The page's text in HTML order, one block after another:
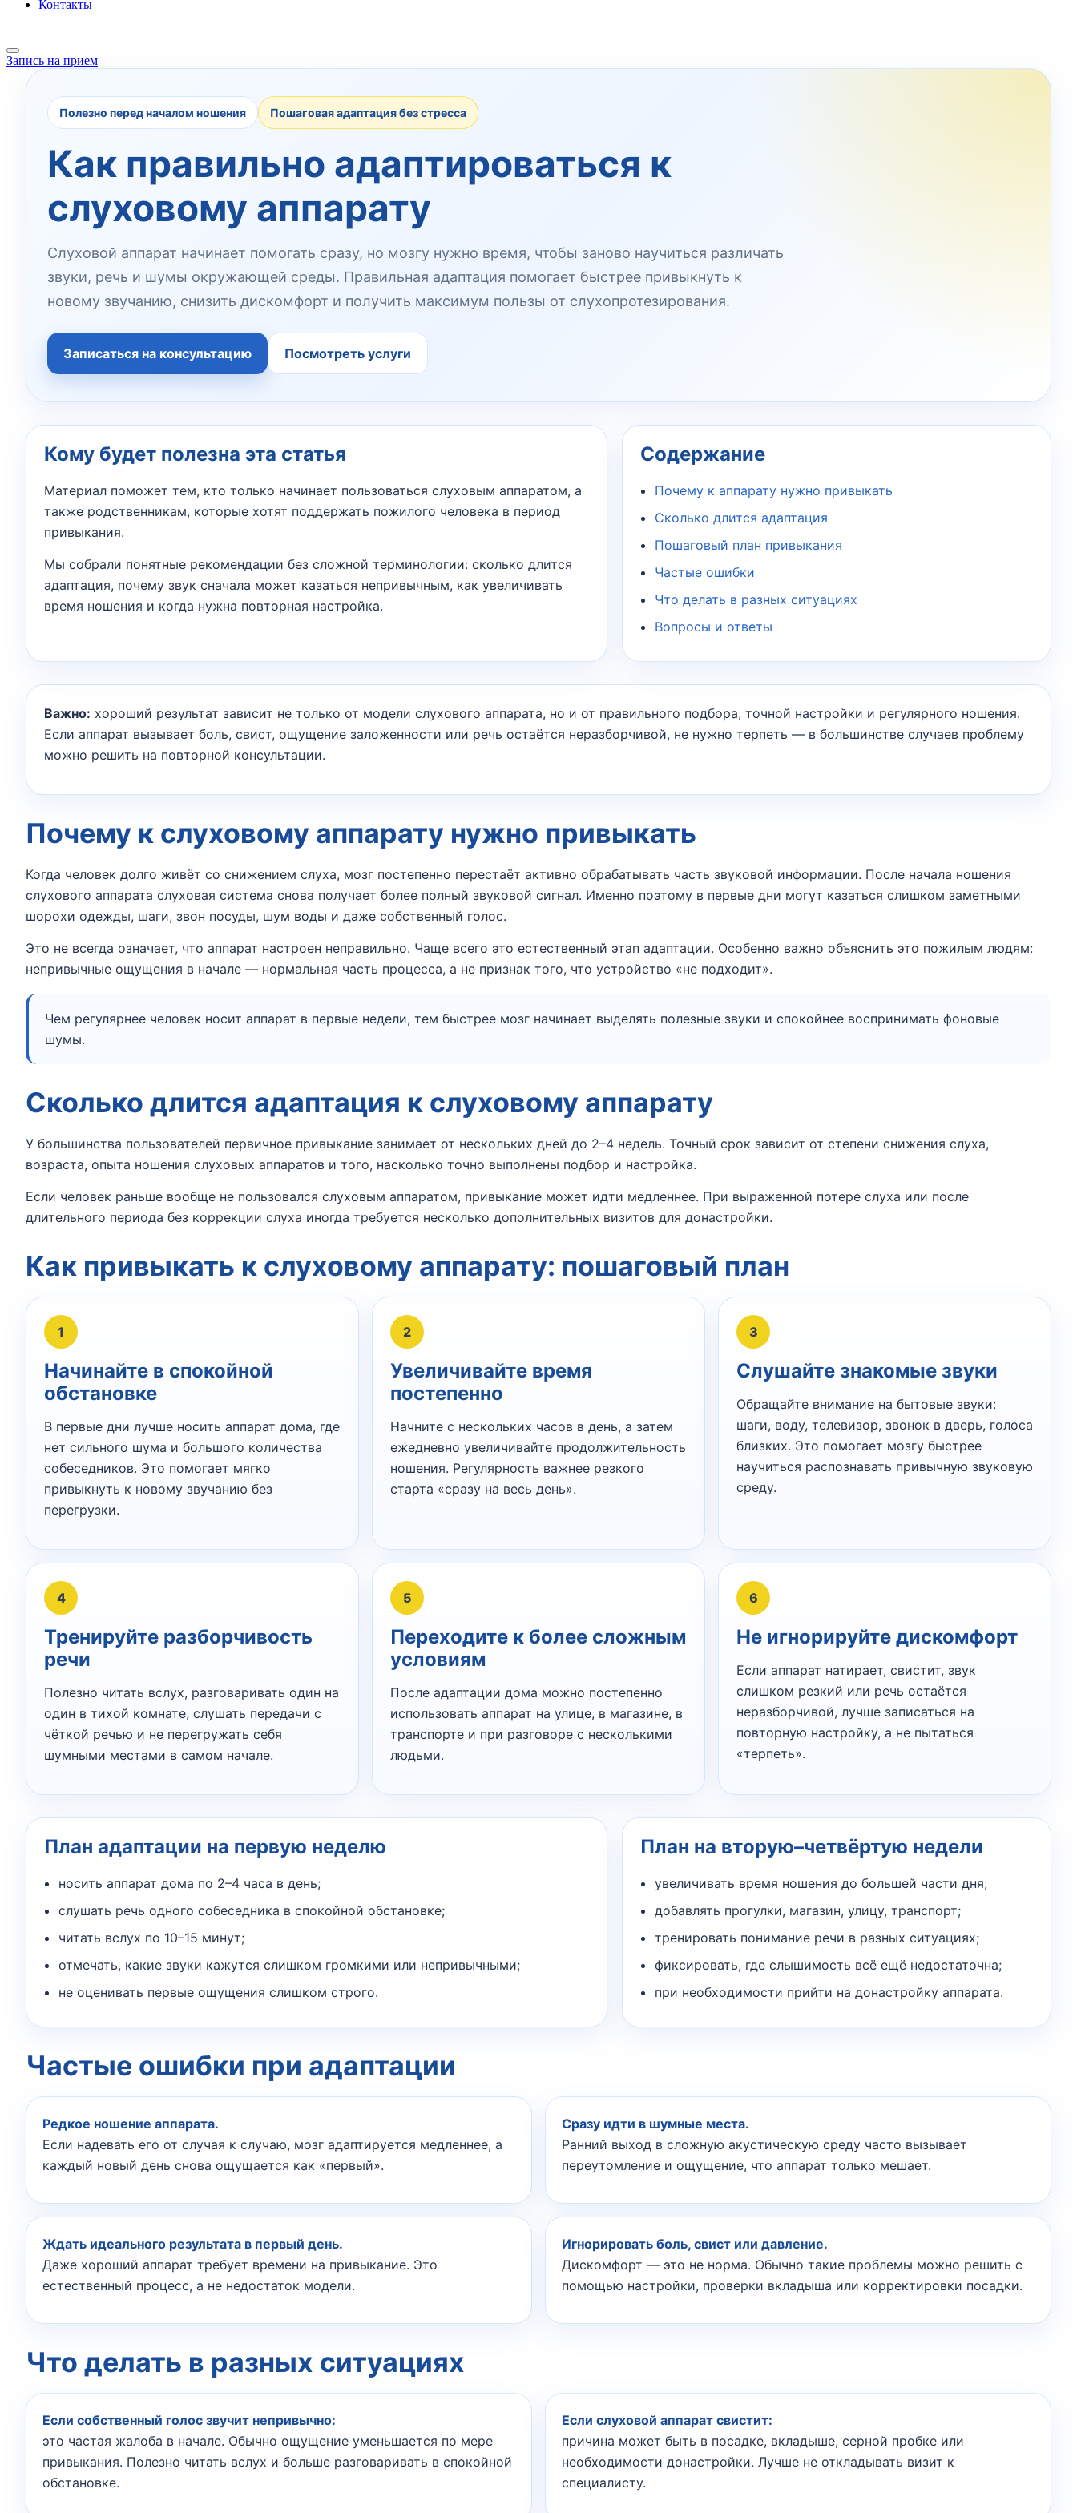
Контакты
Запись на прием
Полезно перед началом ношения Пошаговая адаптация без стресса
Как правильно адаптироваться к
слуховому аппарату
Слуховой аппарат начинает помогать сразу, но мозгу нужно время, чтобы заново научиться различать
звуки, речь и шумы окружающей среды. Правильная адаптация помогает быстрее привыкнуть к
новому звучанию, снизить дискомфорт и получить максимум пользы от слухопротезирования.
Записаться на консультацию Посмотреть услуги
Кому будет полезна эта статья
Материал поможет тем, кто только начинает пользоваться слуховым аппаратом, а
также родственникам, которые хотят поддержать пожилого человека в период
привыкания.
Мы собрали понятные рекомендации без сложной терминологии: сколько длится
адаптация, почему звук сначала может казаться непривычным, как увеличивать
время ношения и когда нужна повторная настройка.
Содержание
Почему к аппарату нужно привыкать
Сколько длится адаптация
Пошаговый план привыкания
Частые ошибки
Что делать в разных ситуациях
Вопросы и ответы
Важно: хороший результат зависит не только от модели слухового аппарата, но и от правильного подбора, точной настройки и регулярного ношения.
Если аппарат вызывает боль, свист, ощущение заложенности или речь остаётся неразборчивой, не нужно терпеть — в большинстве случаев проблему
можно решить на повторной консультации.
Почему к слуховому аппарату нужно привыкать
Когда человек долго живёт со снижением слуха, мозг постепенно перестаёт активно обрабатывать часть звуковой информации. После начала ношения
слухового аппарата слуховая система снова получает более полный звуковой сигнал. Именно поэтому в первые дни могут казаться слишком заметными
шорохи одежды, шаги, звон посуды, шум воды и даже собственный голос.
Это не всегда означает, что аппарат настроен неправильно. Чаще всего это естественный этап адаптации. Особенно важно объяснить это пожилым людям:
непривычные ощущения в начале — нормальная часть процесса, а не признак того, что устройство «не подходит».
Чем регулярнее человек носит аппарат в первые недели, тем быстрее мозг начинает выделять полезные звуки и спокойнее воспринимать фоновые
шумы.
Сколько длится адаптация к слуховому аппарату
У большинства пользователей первичное привыкание занимает от нескольких дней до 2–4 недель. Точный срок зависит от степени снижения слуха,
возраста, опыта ношения слуховых аппаратов и того, насколько точно выполнены подбор и настройка.
Если человек раньше вообще не пользовался слуховым аппаратом, привыкание может идти медленнее. При выраженной потере слуха или после
длительного периода без коррекции слуха иногда требуется несколько дополнительных визитов для донастройки.
Как привыкать к слуховому аппарату: пошаговый план
1
Начинайте в спокойной
обстановке
В первые дни лучше носить аппарат дома, где
нет сильного шума и большого количества
собеседников. Это помогает мягко
привыкнуть к новому звучанию без
перегрузки.
2
Увеличивайте время
постепенно
Начните с нескольких часов в день, а затем
ежедневно увеличивайте продолжительность
ношения. Регулярность важнее резкого
старта «сразу на весь день».
3
Слушайте знакомые звуки
Обращайте внимание на бытовые звуки:
шаги, воду, телевизор, звонок в дверь, голоса
близких. Это помогает мозгу быстрее
научиться распознавать привычную звуковую
среду.
4
Тренируйте разборчивость
речи
Полезно читать вслух, разговаривать один на
один в тихой комнате, слушать передачи с
чёткой речью и не перегружать себя
шумными местами в самом начале.
5
Переходите к более сложным
условиям
После адаптации дома можно постепенно
использовать аппарат на улице, в магазине, в
транспорте и при разговоре с несколькими
людьми.
6
Не игнорируйте дискомфорт
Если аппарат натирает, свистит, звук
слишком резкий или речь остаётся
неразборчивой, лучше записаться на
повторную настройку, а не пытаться
«терпеть».
План адаптации на первую неделю
носить аппарат дома по 2–4 часа в день;
слушать речь одного собеседника в спокойной обстановке;
читать вслух по 10–15 минут;
отмечать, какие звуки кажутся слишком громкими или непривычными;
не оценивать первые ощущения слишком строго.
План на вторую–четвёртую недели
увеличивать время ношения до большей части дня;
добавлять прогулки, магазин, улицу, транспорт;
тренировать понимание речи в разных ситуациях;
фиксировать, где слышимость всё ещё недостаточна;
при необходимости прийти на донастройку аппарата.
Частые ошибки при адаптации
Редкое ношение аппарата.
Если надевать его от случая к случаю, мозг адаптируется медленнее, а
каждый новый день снова ощущается как «первый».
Сразу идти в шумные места.
Ранний выход в сложную акустическую среду часто вызывает
переутомление и ощущение, что аппарат только мешает.
Ждать идеального результата в первый день.
Даже хороший аппарат требует времени на привыкание. Это
естественный процесс, а не недостаток модели.
Игнорировать боль, свист или давление.
Дискомфорт — это не норма. Обычно такие проблемы можно решить с
помощью настройки, проверки вкладыша или корректировки посадки.
Что делать в разных ситуациях
Если собственный голос звучит непривычно:
это частая жалоба в начале. Обычно ощущение уменьшается по мере
привыкания. Полезно читать вслух и больше разговаривать в спокойной
обстановке.
Если слуховой аппарат свистит:
причина может быть в посадке, вкладыше, серной пробке или
необходимости донастройки. Лучше не откладывать визит к
специалисту.